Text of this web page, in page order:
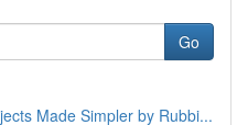
Go
Made Simpler by Rubbi...